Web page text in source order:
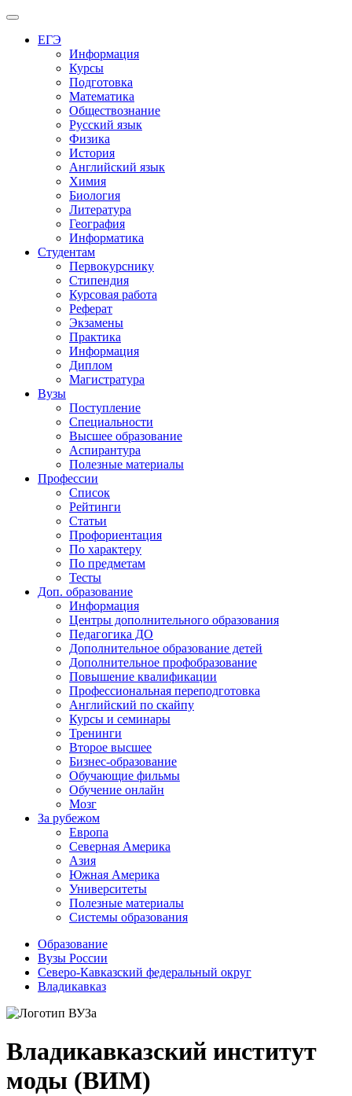
Меню
ЕГЭ
Информация
Курсы
Подготовка
Математика
Обществознание
Русский язык
Физика
История
Английский язык
Химия
Биология
Литература
География
Информатика
Студентам
Первокурснику
Стипендия
Курсовая работа
Реферат
Экзамены
Практика
Информация
Диплом
Магистратура
Вузы
Поступление
Специальности
Высшее образование
Аспирантура
Полезные материалы
Профессии
Список
Рейтинги
Статьи
Профориентация
По характеру
По предметам
Тесты
Доп. образование
Информация
Центры дополнительного образования
Педагогика ДО
Дополнительное образование детей
Дополнительное профобразование
Повышение квалификации
Профессиональная переподготовка
Английский по скайпу
Курсы и семинары
Тренинги
Второе высшее
Бизнес-образование
Обучающие фильмы
Обучение онлайн
Мозг
За рубежом
Европа
Северная Америка
Азия
Южная Америка
Университеты
Полезные материалы
Системы образования
Образование
Вузы России
Северо-Кавказский федеральный округ
Владикавказ
Владикавказский институт
моды (ВИМ)